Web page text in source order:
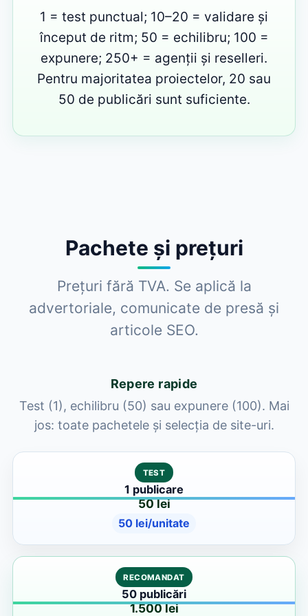
1 = test punctual; 10–20 = validare și
început de ritm; 50 = echilibru; 100 =
expunere; 250+ = agenții și reselleri.
Pentru majoritatea proiectelor, 20 sau
50 de publicări sunt suficiente.
Pachete și prețuri
Prețuri fără TVA. Se aplică la
advertoriale, comunicate de presă și
articole SEO.
Repere rapide
Test (1), echilibru (50) sau expunere (100). Mai
jos: toate pachetele și selecția de site-uri.
TEST
1 publicare
50 lei
50 lei/unitate
RECOMANDAT
50 publicări
1.500 lei